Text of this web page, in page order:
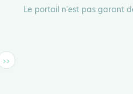
Le portail n'est pas garant
Dernière
››